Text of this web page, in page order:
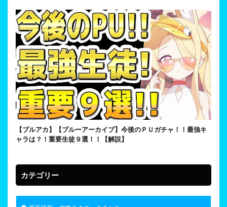
【ブルアカ】【ブルーアーカイブ】今後のＰＵガチャ！！最強キ
ャラは？！重要生徒９選！！【解説】
カテゴリー